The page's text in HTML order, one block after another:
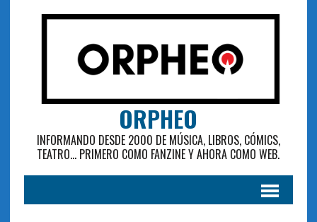
ORPHEO
INFORMANDO DESDE 2000 DE MÚSICA, LIBROS, CÓMICS,
TEATRO... PRIMERO COMO FANZINE Y AHORA COMO WEB.